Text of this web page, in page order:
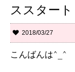
ススタート
2018/03/27
こんばんは^_^